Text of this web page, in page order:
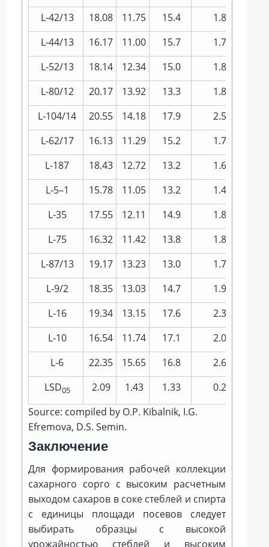
L‑42/13
18.08 11.75 15.4 1.81
L‑44/13
16.17 11.00 15.7 1.73
L‑52/13
18.14 12.34 15.0 1.85
L‑80/12
20.17 13.92 13.3 1.85
L‑104/14
20.55 14.18 17.9 2.54
L‑62/17
16.13 11.29 15.2 1.72
L‑187
18.43 12.72 13.2 1.68
L‑5–1
15.78 11.05 13.2 1.46
L‑35
17.55 12.11 14.9 1.80
L‑75
16.32 11.42 13.8 1.88
L‑87/13
19.17 13.23 13.0 1.72
L‑9/2
18.35 13.03 14.7 1.92
L‑16
19.34 13.15 17.6 2.31
L‑10
16.54 11.74 17.1 2.01
L‑6
22.35 15.65 16.8 2.63
LSD05 2.09 1.43 1.33 0.21
Source: compiled by O.P. Kibalnik, I.G.
Efremova, D.S. Semin.
Заключение
Для формирования рабочей коллекции
сахарного сорго с высоким расчетным
выходом сахаров в соке стеблей и спирта
с единицы площади посевов следует
выбирать образцы с высокой
урожайностью стеблей и высоким